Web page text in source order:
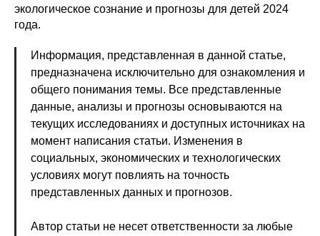
экологическое сознание и прогнозы для детей 2024
года.
Информация, представленная в данной статье,
предназначена исключительно для ознакомления и
общего понимания темы. Все представленные
данные, анализы и прогнозы основываются на
текущих исследованиях и доступных источниках на
момент написания статьи. Изменения в
социальных, экономических и технологических
условиях могут повлиять на точность
представленных данных и прогнозов.
Автор статьи не несет ответственности за любые